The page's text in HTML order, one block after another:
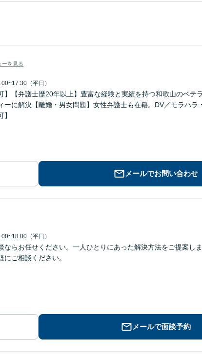
ーを見る
（平日）
】【弁護士歴20年以上】豊富な経験と実績を持つ和歌山のベテ
ーに解決【離婚・男女問題】女性弁護士も在籍。DV／モラハラ
メールでお問い合わせ
（平日）
ならお任せください。一人ひとりにあった解決方法をご提案し
ご相談ください。
メールで面談予約